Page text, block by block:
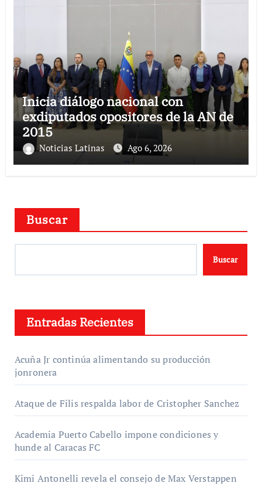
Inicia diálogo nacional con
exdiputados opositores de la AN de
2015
Noticias Latinas Ago 6, 2026
Buscar
Buscar
Entradas Recientes
Acuña Jr continúa alimentando su producción
jonronera
Ataque de Filis respalda labor de Cristopher Sanchez
Academia Puerto Cabello impone condiciones y
hunde al Caracas FC
Kimi Antonelli revela el consejo de Max Verstappen